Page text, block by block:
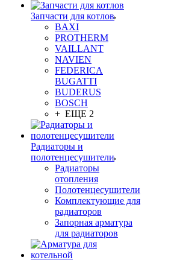
Запчасти для котлов
BAXI
PROTHERM
VAILLANT
NAVIEN
FEDERICA
BUGATTI
BUDERUS
BOSCH
+ ЕЩЕ 2
Радиаторы и
полотенцесушители
Радиаторы
отопления
Полотенцесушители
Комплектующие для
радиаторов
Запорная арматура
для радиаторов